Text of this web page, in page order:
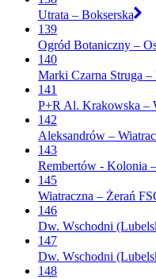
Utrata – Bokserska
139
Ogród Botaniczny –
140
Marki Czarna Struga –
141
P+R Al. Krakowska –
142
Aleksandrów –
143
Rembertów - Kolonia
145
Wiatraczna – Żerań
146
Dw. Wschodni
147
Dw. Wschodni
148